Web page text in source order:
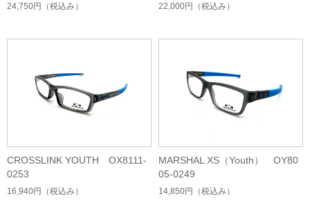
24,750円 （税込み） 22,000円 （税込み）
CROSSLINK YOUTH OX8111-
0253
16,940円 （税込み）
MARSHAL XS（Youth） OY80
05-0249
14,850円 （税込み）